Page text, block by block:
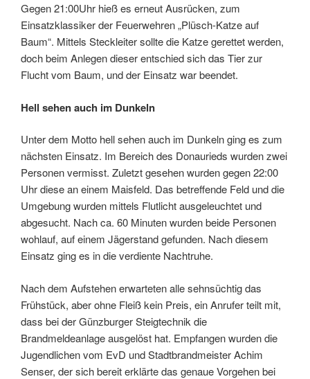
Gegen 21:00Uhr hieß es erneut Ausrücken, zum
Einsatzklassiker der Feuerwehren „Plüsch-Katze auf
Baum“. Mittels Steckleiter sollte die Katze gerettet werden,
doch beim Anlegen dieser entschied sich das Tier zur
Flucht vom Baum, und der Einsatz war beendet.
Hell sehen auch im Dunkeln
Unter dem Motto hell sehen auch im Dunkeln ging es zum
nächsten Einsatz. Im Bereich des Donaurieds wurden zwei
Personen vermisst. Zuletzt gesehen wurden gegen 22:00
Uhr diese an einem Maisfeld. Das betreffende Feld und die
Umgebung wurden mittels Flutlicht ausgeleuchtet und
abgesucht. Nach ca. 60 Minuten wurden beide Personen
wohlauf, auf einem Jägerstand gefunden. Nach diesem
Einsatz ging es in die verdiente Nachtruhe.
Nach dem Aufstehen erwarteten alle sehnsüchtig das
Frühstück, aber ohne Fleiß kein Preis, ein Anrufer teilt mit,
dass bei der Günzburger Steigtechnik die
Brandmeldeanlage ausgelöst hat. Empfangen wurden die
Jugendlichen vom EvD und Stadtbrandmeister Achim
Senser, der sich bereit erklärte das genaue Vorgehen bei